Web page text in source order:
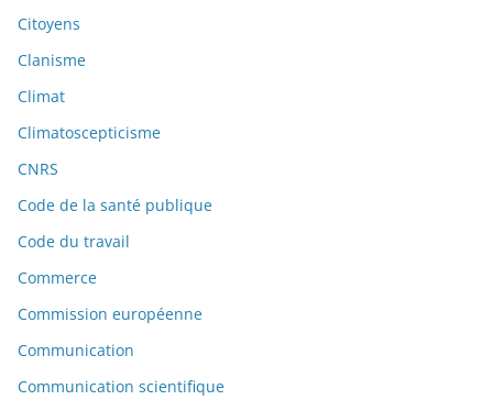
Citoyens
Clanisme
Climat
Climatoscepticisme
CNRS
Code de la santé publique
Code du travail
Commerce
Commission européenne
Communication
Communication scientifique